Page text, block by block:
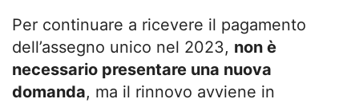
Per continuare a ricevere il pagamento
dell’assegno unico nel 2023, non è
necessario presentare una nuova
domanda, ma il rinnovo avviene in